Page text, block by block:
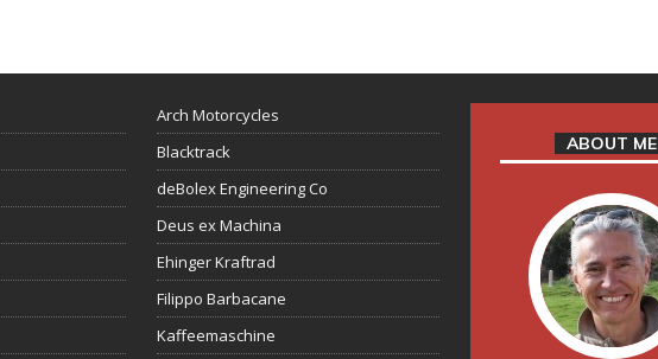
Arch Motorcycles
Blacktrack
deBolex Engineering Co
Deus ex Machina
Ehinger Kraftrad
Filippo Barbacane
Kaffeemaschine
ABOUT ME